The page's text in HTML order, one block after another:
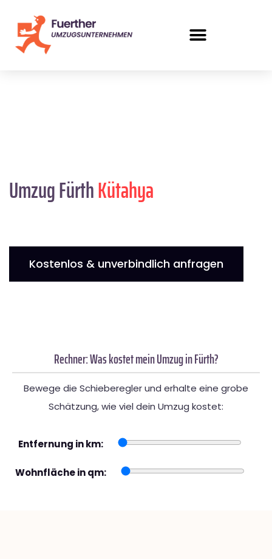
Umzug FürthKütahya
Kostenlos & unverbindlich anfragen
Rechner: Was kostet mein Umzug in Fürth?
Bewege die Schieberegler und erhalte eine grobe
Schätzung, wie viel dein Umzug kostet:
Entfernung in km:
Wohnfläche in qm: